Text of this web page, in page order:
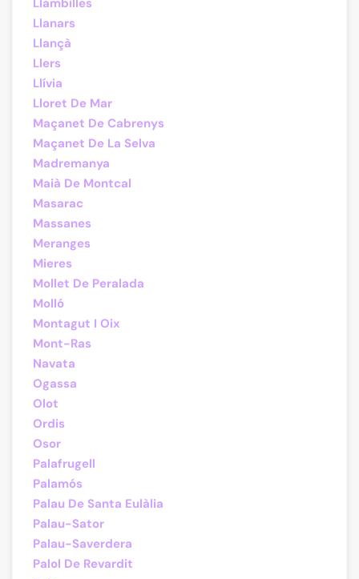
Llambilles
Llanars
Llançà
Llers
Llívia
Lloret De Mar
Maçanet De Cabrenys
Maçanet De La Selva
Madremanya
Maià De Montcal
Masarac
Massanes
Meranges
Mieres
Mollet De Peralada
Molló
Montagut I Oix
Mont-Ras
Navata
Ogassa
Olot
Ordis
Osor
Palafrugell
Palamós
Palau De Santa Eulàlia
Palau-Sator
Palau-Saverdera
Palol De Revardit